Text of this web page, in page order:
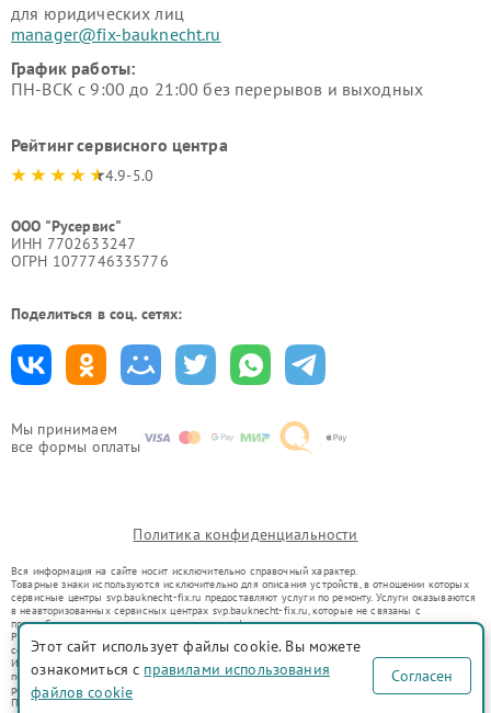
Мы принимаем
все формы оплаты
для юридических лиц
manager@fix-bauknecht.ru
График работы:
ПН-ВСК с 9:00 до 21:00 без перерывов и выходных
Рейтинг сервисного центра
4.9-5.0
ООО "Русервис"
ИНН 7702633247
ОГРН 1077746335776
Поделиться в соц. сетях:
Политика конфиденциальности
Вся информация на сайте носит исключительно справочный характер.
Товарные знаки используются исключительно для описания устройств, в отношении которых
сервисные центры svp.bauknecht-fix.ru предоставляют услуги по ремонту. Услуги оказываются
в неавторизованных сервисных центрах svp.bauknecht-fix.ru, которые не связаны с
правообладателями товарных знаков или их официальными представителями.
Ремонт осуществляется для устройств, уже введенных в гражданский оборот в соответствии
со статьей 1487 ГК РФ.
Использование товарных знаков не преследует цели индивидуализации услуг или введения
потребителей в заблуждение, а служит для информирования о предоставляемых услугах по
ремонту техники указанных брендов.
Представленная на сайте информация не является публичной офертой, определяемой
Этот сайт использует файлы cookie. Вы можете
ознакомиться с правилами использования
файлов cookie
Согласен